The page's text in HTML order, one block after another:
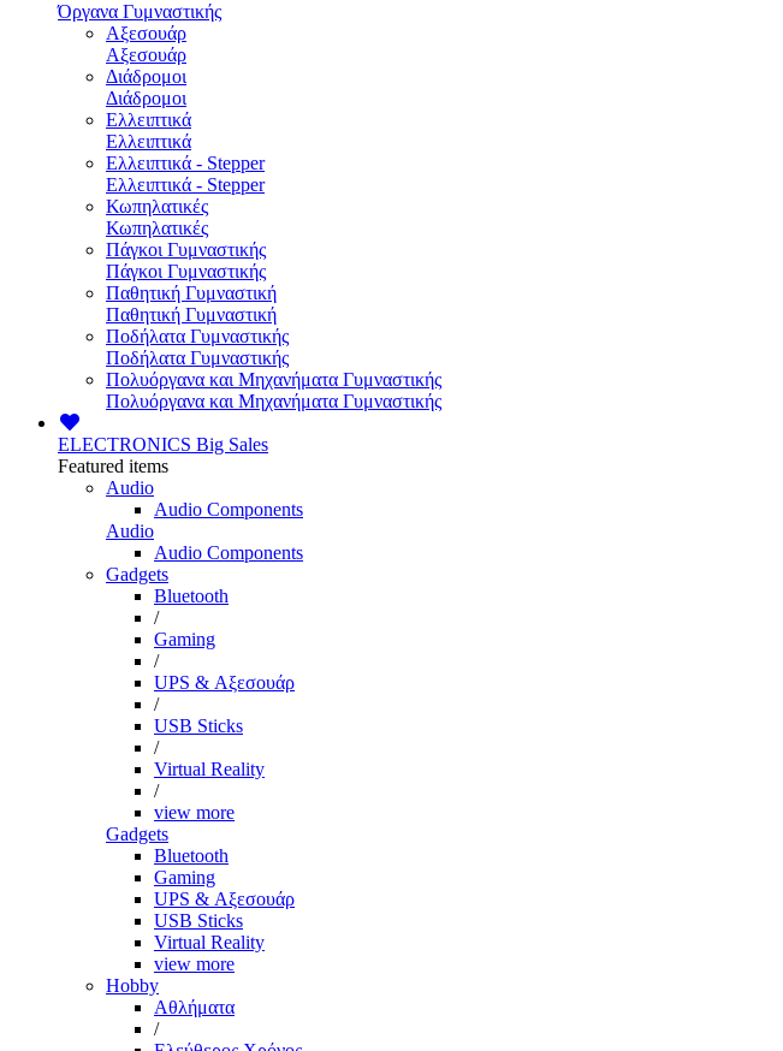
Όργανα Γυμναστικής
Αξεσουάρ
Αξεσουάρ
Διάδρομοι
Διάδρομοι
Ελλειπτικά
Ελλειπτικά
Ελλειπτικά - Stepper
Ελλειπτικά - Stepper
Κωπηλατικές
Κωπηλατικές
Πάγκοι Γυμναστικής
Πάγκοι Γυμναστικής
Παθητική Γυμναστική
Παθητική Γυμναστική
Ποδήλατα Γυμναστικής
Ποδήλατα Γυμναστικής
Πολυόργανα και Μηχανήματα Γυμναστικής
Πολυόργανα και Μηχανήματα Γυμναστικής
ELECTRONICS Big Sales
Featured items
Audio
Audio Components
Audio
Audio Components
Gadgets
Bluetooth
/
Gaming
/
UPS & Αξεσουάρ
/
USB Sticks
/
Virtual Reality
/
view more
Gadgets
Bluetooth
Gaming
UPS & Αξεσουάρ
USB Sticks
Virtual Reality
view more
Hobby
Αθλήματα
/